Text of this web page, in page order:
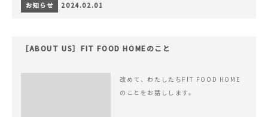
お知らせ 2024.02.01
［ABOUT US］FIT FOOD HOMEのこと
改めて、わたしたちFIT FOOD HOME
のことをお話しします。